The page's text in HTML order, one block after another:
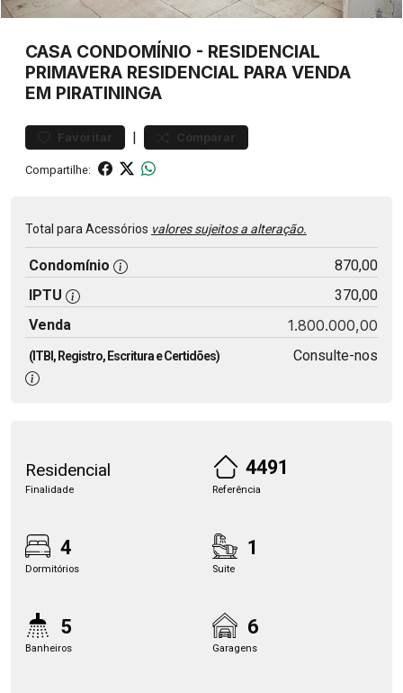
CASA CONDOMÍNIO - RESIDENCIAL
PRIMAVERA RESIDENCIAL PARA VENDA
EM PIRATININGA
Favoritar | Comparar
Compartilhe:
Total para Acessórios valores sujeitos a alteração.
Condomínio
870,00
IPTU
370,00
Venda
1.800.000,00
(ITBI, Registro, Escritura e Certidões) Consulte-nos
Residencial
Finalidade
4491
Referência
4
Dormitórios
1
Suite
5
Banheiros
6
Garagens